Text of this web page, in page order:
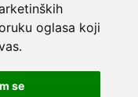
oglasa koji
.
se